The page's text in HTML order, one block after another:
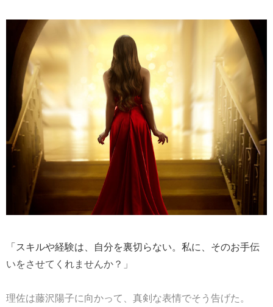
「スキルや経験は、自分を裏切らない。私に、そのお手伝
いをさせてくれませんか？」
理佐は藤沢陽子に向かって、真剣な表情でそう告げた。